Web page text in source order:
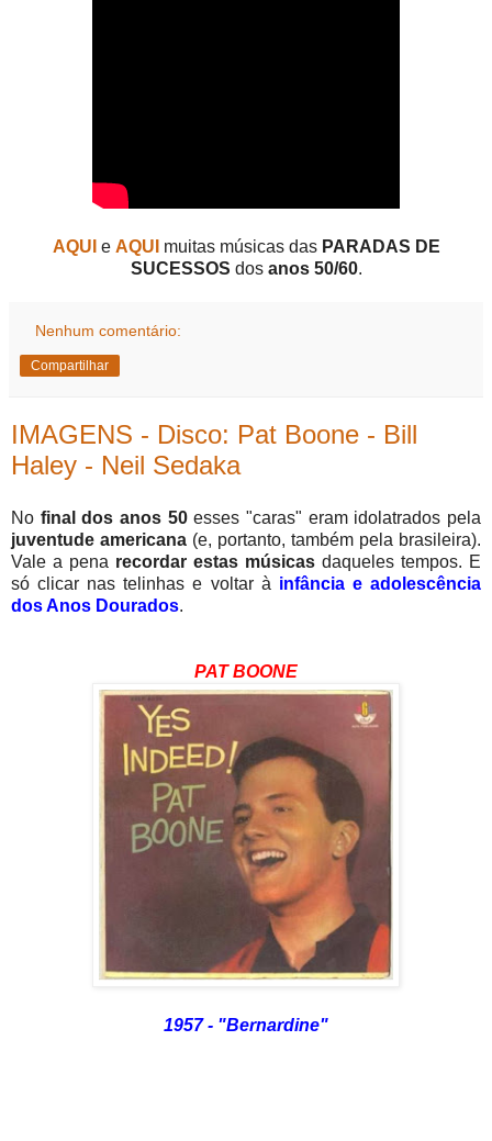
AQUI e AQUI muitas músicas das PARADAS DE
SUCESSOS dos anos 50/60.
Nenhum comentário:
Compartilhar
IMAGENS - Disco: Pat Boone - Bill
Haley - Neil Sedaka
No final dos anos 50esses "caras" eram idolatrados pela
juventude americana (e, portanto, também pela brasileira).
Vale a pena recordar estas músicas daqueles tempos. E
só clicar nas telinhas e voltar à infância e adolescência
dos Anos Dourados.
PAT BOONE
1957 - "Bernardine"